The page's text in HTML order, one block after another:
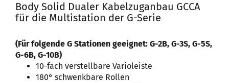
Body Solid Dualer Kabelzuganbau GCCA
für die Multistation der G-Serie
(Für folgende G Stationen geeignet: G-2B, G-3S, G-5S,
G-6B, G-10B)
10-fach verstellbare Varioleiste
180° schwenkbare Rollen